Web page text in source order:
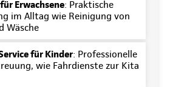
Erwachsene: Praktische
im Alltag wie Reinigung von
Wäsche
für Kinder: Professionelle
wie Fahrdienste zur Kita